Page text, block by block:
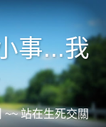
事...我
~~ 站在生死交關